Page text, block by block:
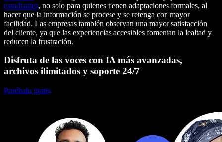
estudiantes, no solo para quienes tienen adaptaciones formales, al
hacer que la información se procese y se retenga con mayor
facilidad. Las empresas también observan una mayor satisfacción
del cliente, ya que las experiencias accesibles fomentan la lealtad y
reducen la frustración.
Disfruta de las voces con IA más avanzadas,
archivos ilimitados y soporte 24/7
Pruébalo gratis